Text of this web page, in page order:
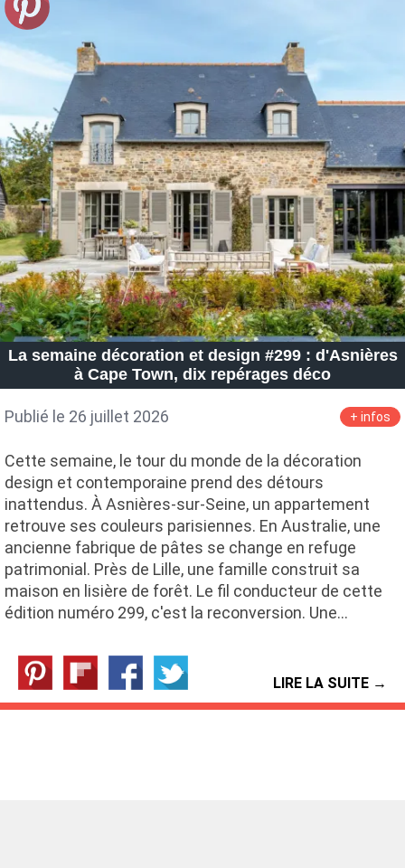
La semaine décoration et design #299 : d'Asnières
à Cape Town, dix repérages déco
Publié le 26 juillet 2026 + infos
Cette semaine, le tour du monde de la décoration
design et contemporaine prend des détours
inattendus. À Asnières-sur-Seine, un appartement
retrouve ses couleurs parisiennes. En Australie, une
ancienne fabrique de pâtes se change en refuge
patrimonial. Près de Lille, une famille construit sa
maison en lisière de forêt. Le fil conducteur de cette
édition numéro 299, c'est la reconversion. Une…
LIRE LA SUITE →